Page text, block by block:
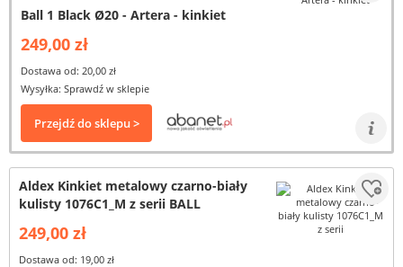
Ball 1 Black Ø20 - Artera - kinkiet
249,00 zł
Dostawa od: 20,00 zł
Wysyłka: Sprawdź w sklepie
Przejdź do sklepu >
Aldex Kinkiet metalowy czarno-biały
kulisty 1076C1_M z serii BALL
249,00 zł
Dostawa od: 19,00 zł